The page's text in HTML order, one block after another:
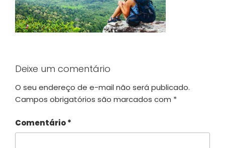
Deixe um comentário
O seu endereço de e-mail não será publicado.
Campos obrigatórios são marcados com *
Comentário*